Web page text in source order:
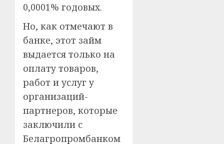
0,0001% годовых.
Но, как отмечают в
банке, этот займ
выдается только на
оплату товаров,
работ и услуг у
организаций-
партнеров, которые
заключили с
Белагропромбанком